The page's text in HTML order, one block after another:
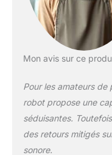
Mon avis sur ce
Pour les amateurs
robot propose une
séduisantes.
des retours mitigés
sonore.